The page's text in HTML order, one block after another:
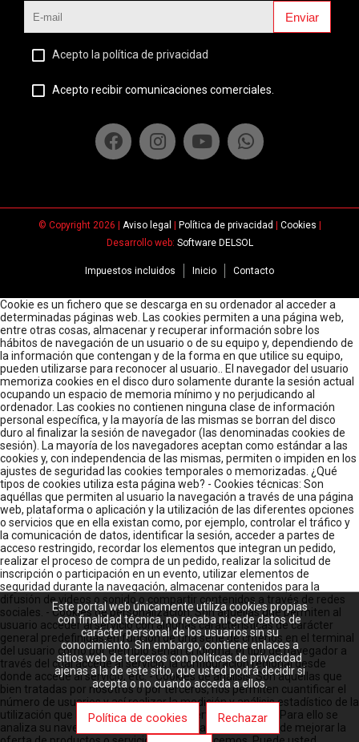
Enviar
Acepto la política de privacidad
Acepto recibir comunicaciones comerciales.
© Copyright 2026 | Aviso legal Política de privacidad Cookies
Desarrollo web: Software DELSOL
Impuestos incluidos Inicio Contacto
Cookie es un fichero que se descarga en su ordenador al acceder a
determinadas páginas web. Las cookies permiten a una página web,
entre otras cosas, almacenar y recuperar información sobre los
hábitos de navegación de un usuario o de su equipo y, dependiendo de
la información que contengan y de la forma en que utilice su equipo,
pueden utilizarse para reconocer al usuario.. El navegador del usuario
memoriza cookies en el disco duro solamente durante la sesión actual
ocupando un espacio de memoria mínimo y no perjudicando al
ordenador. Las cookies no contienen ninguna clase de información
personal específica, y la mayoría de las mismas se borran del disco
duro al finalizar la sesión de navegador (las denominadas cookies de
sesión). La mayoría de los navegadores aceptan como estándar a las
cookies y, con independencia de las mismas, permiten o impiden en los
ajustes de seguridad las cookies temporales o memorizadas. ¿Qué
tipos de cookies utiliza esta página web? - Cookies técnicas: Son
aquéllas que permiten al usuario la navegación a través de una página
web, plataforma o aplicación y la utilización de las diferentes opciones
o servicios que en ella existan como, por ejemplo, controlar el tráfico y
la comunicación de datos, identificar la sesión, acceder a partes de
acceso restringido, recordar los elementos que integran un pedido,
realizar el proceso de compra de un pedido, realizar la solicitud de
inscripción o participación en un evento, utilizar elementos de
seguridad durante la navegación, almacenar contenidos para la
difusión de videos o sonido o compartir contenidos a través de redes
sociales. - Cookies de personalización: Son aquéllas que permiten al
usuario acceder al servicio con algunas características de carácter
general predefinidas en función de una serie de criterios en el terminal
del usuario como por ejemplo serian el idioma, el tipo de navegador a
través del cual accede al servicio, la configuración regional desde
donde accede al servicio, etc. - Cookies de análisis: Son aquéllas que
bien tratadas por nosotros o por terceros, nos permiten cuantificar el
número de usuarios y así realizar la medición y análisis estadístico de la
utilización que hacen los usuarios del servicio ofertado. Para ello se
analiza su navegación en nuestra página web con el fin de mejorar la
Este portal web únicamente utiliza cookies propias
con finalidad técnica, no recaba ni cede datos de
carácter personal de los usuarios sin su
conocimiento. Sin embargo, contiene enlaces a
sitios web de terceros con políticas de privacidad
ajenas a la de este sitio, que usted podrá decidir si
acepta o no cuando acceda a ellos.
Política de cookies Rechazar